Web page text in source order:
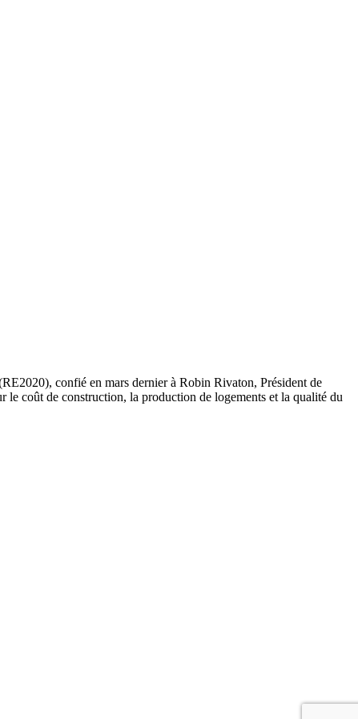
confié en mars dernier à Robin Rivaton, Président de
le coût de construction, la production de logements et la qualité du